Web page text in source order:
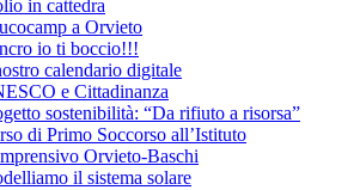
in cattedra
a Orvieto
io ti boccio!!!
calendario digitale
e Cittadinanza
sostenibilità: “Da rifiuto a risorsa”
di Primo Soccorso all’Istituto
Orvieto-Baschi
il sistema solare